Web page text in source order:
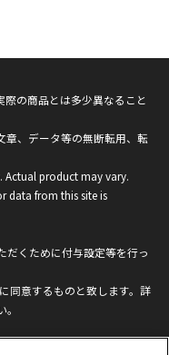
の商品とは多少異なること
、データ等の無断転用、転
product may vary.
data from this site is
くために付与設定等を行っ
同意するものと致します。詳